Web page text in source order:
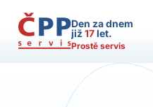
Den za dnem
již17let.
Prostě servis